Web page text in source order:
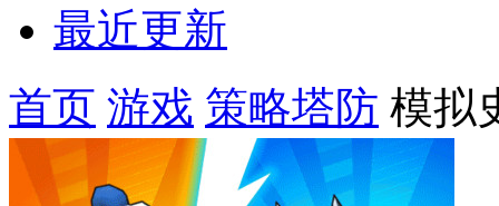
最近更新
首页 游戏 策略塔防 模拟